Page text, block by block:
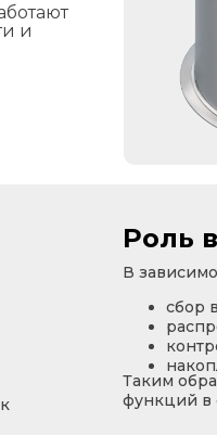
В
сбор
Таким
функций в
Роль
и